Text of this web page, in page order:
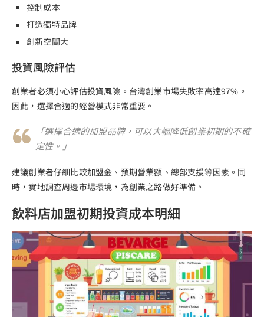
控制成本
打造獨特品牌
創新空間大
投資風險評估
創業者必須小心評估投資風險。台灣創業市場失敗率高達97%。
因此，選擇合適的經營模式非常重要。
「選擇合適的加盟品牌，可以大幅降低創業初期的不確
定性。」
建議創業者仔細比較加盟金、預期營業額、總部支援等因素。同
時，實地調查周邊市場環境，為創業之路做好準備。
飲料店加盟初期投資成本明細